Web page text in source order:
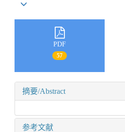
PDF
57
摘要/Abstract
参考文献